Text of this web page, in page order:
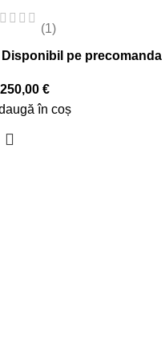
(1)
Disponibil pe precomanda
€
în coș